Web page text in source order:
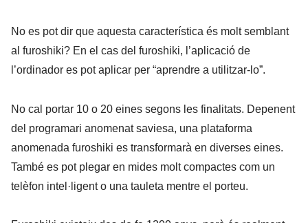
No es pot dir que aquesta característica és molt semblant
al furoshiki? En el cas del furoshiki, l’aplicació de
l’ordinador es pot aplicar per “aprendre a utilitzar-lo”.
No cal portar 10 o 20 eines segons les finalitats. Depenent
del programari anomenat saviesa, una plataforma
anomenada furoshiki es transformarà en diverses eines.
També es pot plegar en mides molt compactes com un
telèfon intel·ligent o una tauleta mentre el porteu.